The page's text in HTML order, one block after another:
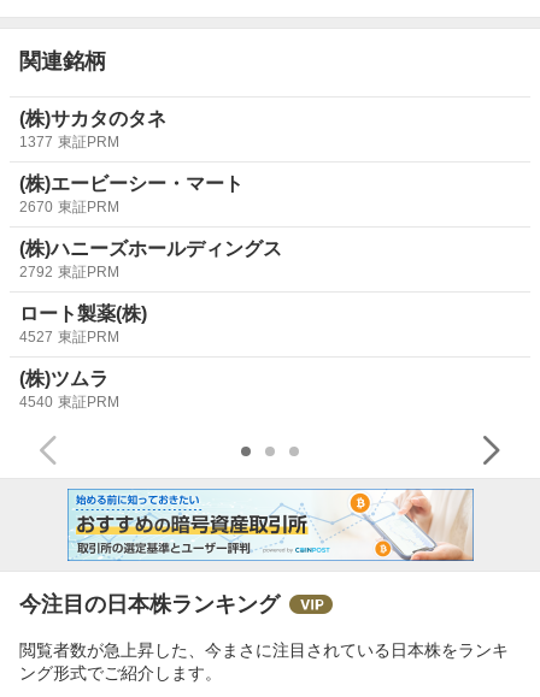
関連銘柄
(株)サカタのタネ
1377 東証PRM
(株)エービーシー・マート
2670 東証PRM
(株)ハニーズホールディングス
2792 東証PRM
ロート製薬(株)
4527 東証PRM
(株)ツムラ
4540 東証PRM
今注目の日本株ランキング
閲覧者数が急上昇した、今まさに注目されている日本株をランキ
ング形式でご紹介します。